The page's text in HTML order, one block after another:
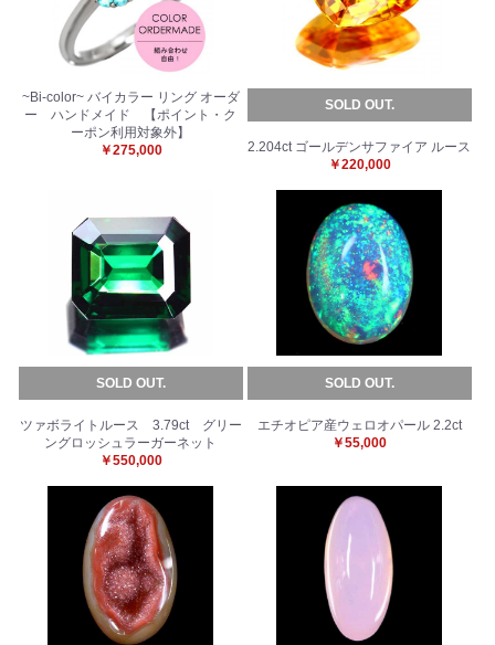
~Bi-color~ バイカラー リング オーダ
ー ハンドメイド 【ポイント・ク
ーポン利用対象外】
￥275,000
SOLD OUT.
2.204ct ゴールデンサファイア ルース
￥220,000
SOLD OUT.
ツァボライトルース 3.79ct グリー
ングロッシュラーガーネット
￥550,000
SOLD OUT.
エチオピア産ウェロオパール 2.2ct
￥55,000